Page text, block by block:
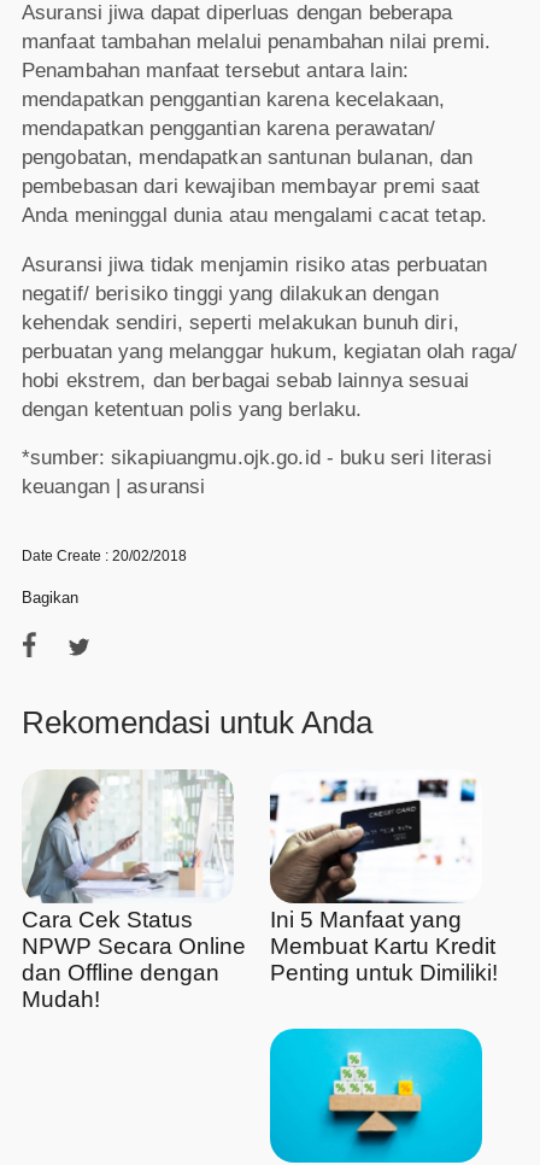
Asuransi jiwa dapat diperluas dengan beberapa
manfaat tambahan melalui penambahan nilai premi.
Penambahan manfaat tersebut antara lain:
mendapatkan penggantian karena kecelakaan,
mendapatkan penggantian karena perawatan/
pengobatan, mendapatkan santunan bulanan, dan
pembebasan dari kewajiban membayar premi saat
Anda meninggal dunia atau mengalami cacat tetap.
Asuransi jiwa tidak menjamin risiko atas perbuatan
negatif/ berisiko tinggi yang dilakukan dengan
kehendak sendiri, seperti melakukan bunuh diri,
perbuatan yang melanggar hukum, kegiatan olah raga/
hobi ekstrem, dan berbagai sebab lainnya sesuai
dengan ketentuan polis yang berlaku.
*sumber: sikapiuangmu.ojk.go.id - buku seri literasi
keuangan | asuransi
Date Create : 20/02/2018
Bagikan
Rekomendasi untuk Anda
Cara Cek Status
NPWP Secara Online
dan Offline dengan
Mudah!
Ini 5 Manfaat yang
Membuat Kartu Kredit
Penting untuk Dimiliki!